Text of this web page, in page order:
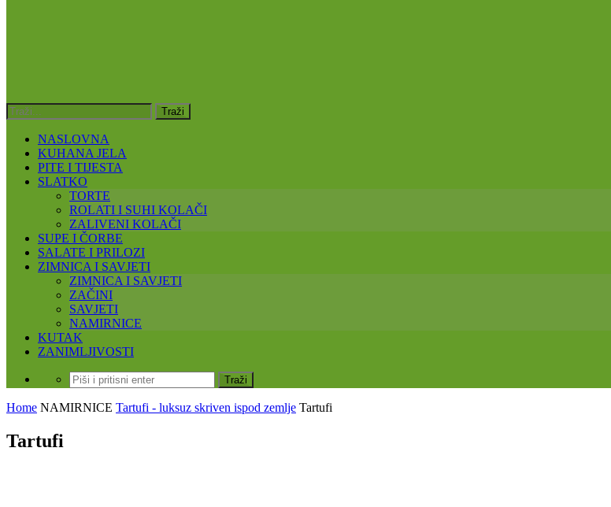
NASLOVNA
KUHANA JELA
PITE I TIJESTA
SLATKO
TORTE
ROLATI I SUHI KOLAČI
ZALIVENI KOLAČI
SUPE I ČORBE
SALATE I PRILOZI
ZIMNICA I SAVJETI
ZIMNICA I SAVJETI
ZAČINI
SAVJETI
NAMIRNICE
KUTAK
ZANIMLJIVOSTI
Home NAMIRNICE Tartufi - luksuz skriven ispod zemlje Tartufi
Tartufi